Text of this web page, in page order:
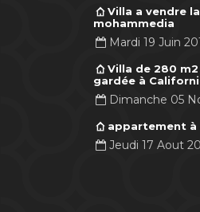
Villa a vendre
mohammedia
Mardi 19 Juin
Villa de 280
gardée à
Dimanche 05
appartement à
Jeudi 17 Aout